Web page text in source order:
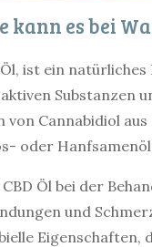
kann es bei
ist ein
Substanzen
Cannabidiol
oder
Öl bei der
und
Eigenschaften,